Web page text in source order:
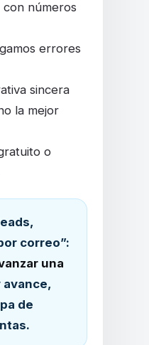
con números
errores
sincera
la mejor
o
correo”:
una
avance,
de